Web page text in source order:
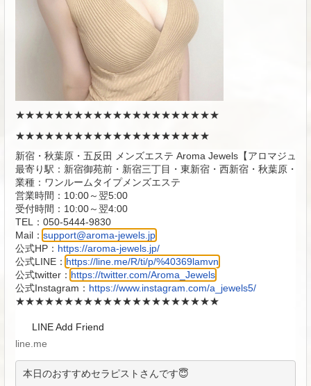
★★★★★★★★★★★★★★★★★★★★★
★★★★★★★★★★★★★★★★★★★★
新宿・秋葉原・五反田 メンズエステ Aroma Jewels【アロマジュエ
最寄り駅：新宿御苑前・新宿三丁目・東新宿・西新宿・秋葉原・五
業種：ワンルームタイプメンズエステ
営業時間：10:00～翌5:00
受付時間：10:00～翌4:00
TEL： 050-5444-9830
Mail： support@aroma-jewels.jp
公式HP： https://aroma-jewels.jp/
公式LINE： https://line.me/R/ti/p/%40369lamvn
公式twitter： https://twitter.com/Aroma_Jewels
公式Instagram： https://www.instagram.com/a_jewels5/
★★★★★★★★★★★★★★★★★★★★★
LINE Add Friend
line.me
本日のおすすめセラピストさんです😇